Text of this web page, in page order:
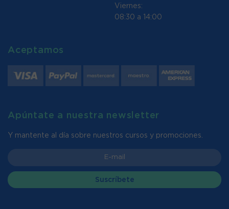
Viernes:
08:30 a 14:00
Aceptamos
Apúntate a nuestra newsletter
Y mantente al día sobre nuestros cursos y promociones.
Suscríbete